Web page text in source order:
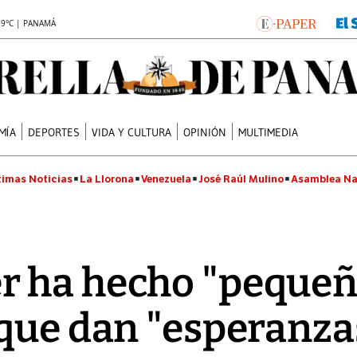
| PANAMÁ
DEPORTES VIDA Y CULTURA OPINIÓN MULTIMEDIA
Noticias La Llorona Venezuela José Raúl Mulino Asamblea
ha hecho
dan